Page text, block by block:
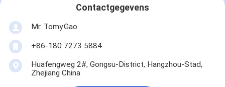
Contactgegevens
Mr. Tomy.Gao
+86-180 7273 5884
Huafengweg 2#, Gongsu-District, Hangzhou-Stad,
Zhejiang China